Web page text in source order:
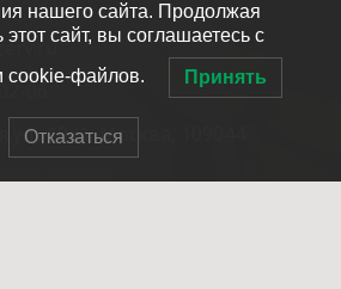
06
ул., 10к1, Москва, 109044
нашего сайта. Продолжая
этот сайт, вы соглашаетесь с
cookie-файлов. Принять
Отказаться